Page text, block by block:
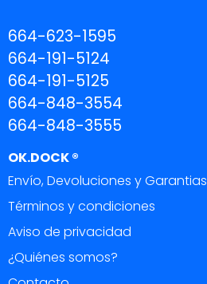
664-623-1595
664-191-5124
664-191-5125
664-848-3554
664-848-3555
OK.DOCK ®
Envío, Devoluciones y Garantias
Términos y condiciones
Aviso de privacidad
¿Quiénes somos?